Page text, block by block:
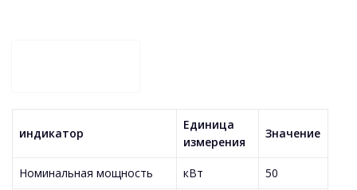
индикатор
Единица
измерения
Значение
Номинальная мощность кВт 50